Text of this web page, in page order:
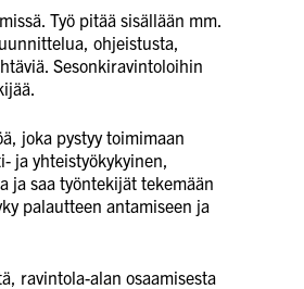
Työ pitää sisällään mm.
ohjeistusta,
Sesonkiravintoloihin
joka pystyy toimimaan
ja yhteistyökykyinen,
ja saa työntekijät tekemään
palautteen antamiseen ja
ravintola-alan osaamisesta